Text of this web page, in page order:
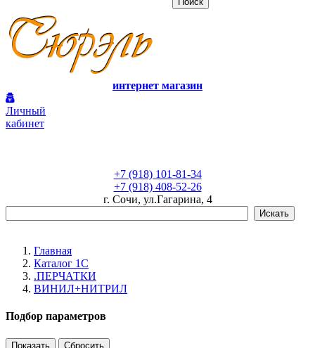
интернет магазин
Личный
кабинет
+7 (918) 101-81-34
+7 (918) 408-52-26
г. Сочи, ул.Гагарина, 4
Главная
Каталог 1С
.ПЕРЧАТКИ
ВИНИЛ+НИТРИЛ
Подбор параметров